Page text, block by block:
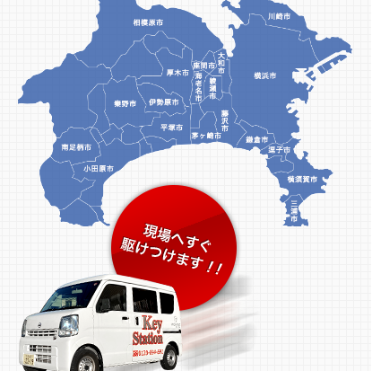
2026.01.10
新年のご挨拶 ＆ 【座間市】カードキー不具合に
よる玄関解錠・鍵交換事例